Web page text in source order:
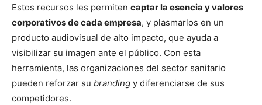
Estos recursos les permiten captar la esencia y valores
corporativos de cada empresa, y plasmarlos en un
producto audiovisual de alto impacto, que ayuda a
visibilizar su imagen ante el público. Con esta
herramienta, las organizaciones del sector sanitario
pueden reforzar su branding y diferenciarse de sus
competidores.